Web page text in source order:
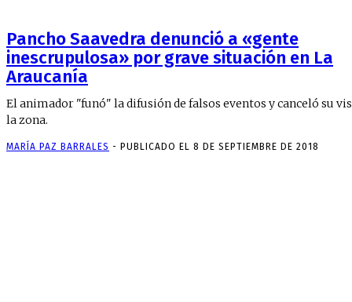
Pancho Saavedra denunció a «gente
inescrupulosa» por grave situación en La
Araucanía
El animador "funó" la difusión de falsos eventos y canceló su
la zona.
MARÍA PAZ BARRALES - PUBLICADO EL 8 DE SEPTIEMBRE DE 2018